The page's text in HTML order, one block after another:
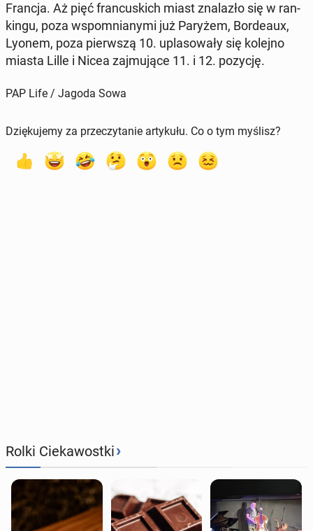
Francja. Aż pięć fran­cu­skich miast zna­la­zło się w ran­
kin­gu, poza wspo­mnia­ny­mi już Paryżem, Bor­de­aux,
Lyonem, poza pierw­szą 10. upla­so­wa­ły się kolejno
miasta Lille i Nicea zaj­mu­ją­ce 11. i 12. pozycję.
PAP Life / Jagoda Sowa
Dziękujemy za przeczytanie artykułu. Co o tym myślisz?
Rolki Ciekawostki›